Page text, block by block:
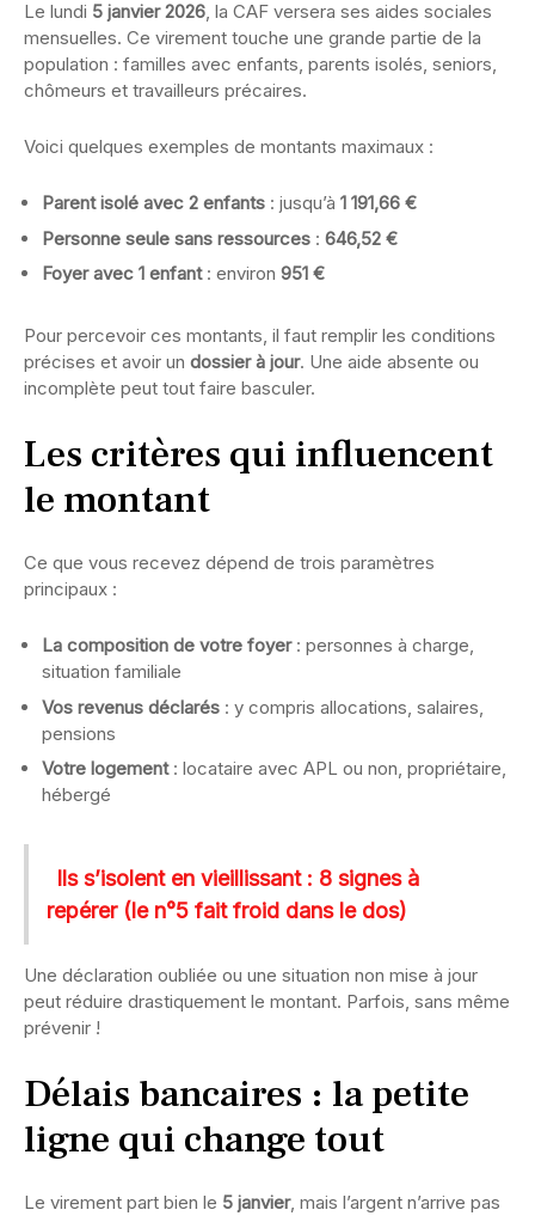
Le lundi 5 janvier 2026, la CAF versera ses aides sociales
mensuelles. Ce virement touche une grande partie de la
population : familles avec enfants, parents isolés, seniors,
chômeurs et travailleurs précaires.
Voici quelques exemples de montants maximaux :
Parent isolé avec 2 enfants : jusqu’à 1 191,66 €
Personne seule sans ressources : 646,52 €
Foyer avec 1 enfant: environ 951 €
Pour percevoir ces montants, il faut remplir les conditions
précises et avoir un dossier à jour. Une aide absente ou
incomplète peut tout faire basculer.
Les critères qui influencent
le montant
Ce que vous recevez dépend de trois paramètres
principaux :
La composition de votre foyer: personnes à charge,
situation familiale
Vos revenus déclarés : y compris allocations, salaires,
pensions
Votre logement: locataire avec APL ou non, propriétaire,
hébergé
Ils s’isolent en vieillissant : 8 signes à
repérer (le n°5 fait froid dans le dos)
Une déclaration oubliée ou une situation non mise à jour
peut réduire drastiquement le montant. Parfois, sans même
prévenir !
Délais bancaires : la petite
ligne qui change tout
Le virement part bien le 5 janvier, mais l’argent n’arrive pas